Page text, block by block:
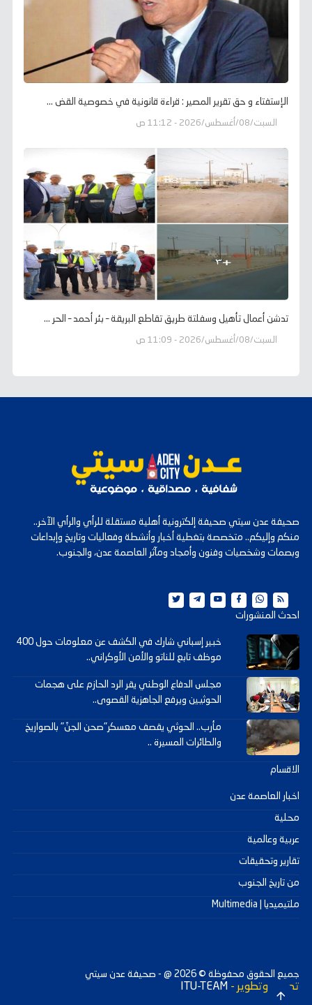
الإستفتاء و حق تقرير المصير : قراءة قانونية في خصوصية القض ...
السبت/08/أغسطس/2026 - 11:12 ص
تدشن أعمال تأهيل وسفلتة طريق تقاطع البريقة – بئر أحمد – الحر ...
السبت/08/أغسطس/2026 - 11:09 ص
صحيفة عدن سيتي صحيفة إلكترونية أهلية مستقلة للرأي والرأي الآخر..
منكم وإليكم.. متخصصة بتغطية أخبار وأنشطة وفعاليات وتاريخ وإبداعات
وبصمات وشخصيات وفنون وأمجاد ومآثر العاصمة عدن، والجنوب.
احدث المنشورات
خبير إسباني شارك في الكشف عن معلومات حول 400
موظف تابع للناتو والأمن الأوكراني..
مجلس الدفاع الوطني يقر الرد الحازم على هجمات
الحوثيين ويرفع الجاهزية القصوى..
مأرب.. الحوثي يقصف معسكر"صحن الجنّ" بالصواريخ
والطائرات المسيرة ..
الاقسام
اخبار العاصمة عدن
محلية
عربية وعالمية
تقارير وتحقيقات
من تاريخ الجنوب
ملتيميديا | Multimedia
جميع الحقوق محفوظة © 2026 @ - صحيفة عدن سيتي
تصميم وتطوير - ITU-TEAM